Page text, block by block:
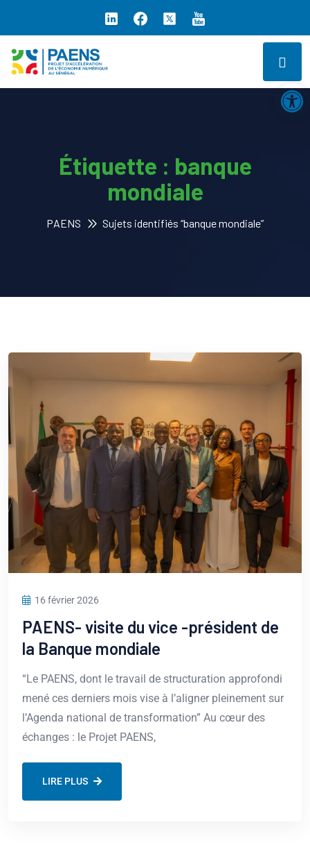
Étiquette : banque
mondiale
PAENS Sujets identifiés “banque mondiale”
16 février 2026
PAENS- visite du vice -président de
la Banque mondiale
“Le PAENS, dont le travail de structuration approfondi
mené ces derniers mois vise à l’aligner pleinement sur
l’Agenda national de transformation” Au cœur des
échanges : le Projet PAENS,
LIRE PLUS